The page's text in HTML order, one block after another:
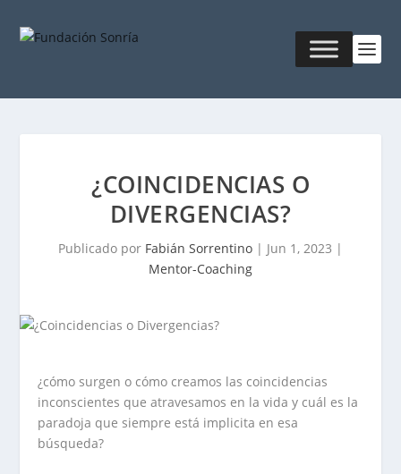
¿COINCIDENCIAS O
DIVERGENCIAS?
Publicado por Fabián Sorrentino | Jun 1, 2023 |
Mentor-Coaching
¿cómo surgen o cómo creamos las coincidencias
inconscientes que atravesamos en la vida y cuál es la
paradoja que siempre está implicita en esa
búsqueda?